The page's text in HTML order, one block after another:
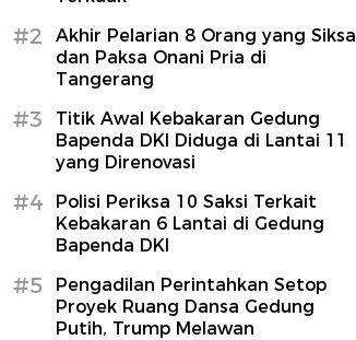
#2
Akhir Pelarian 8 Orang yang Siksa
dan Paksa Onani Pria di
Tangerang
#3
Titik Awal Kebakaran Gedung
Bapenda DKI Diduga di Lantai 11
yang Direnovasi
#4
Polisi Periksa 10 Saksi Terkait
Kebakaran 6 Lantai di Gedung
Bapenda DKI
#5
Pengadilan Perintahkan Setop
Proyek Ruang Dansa Gedung
Putih, Trump Melawan